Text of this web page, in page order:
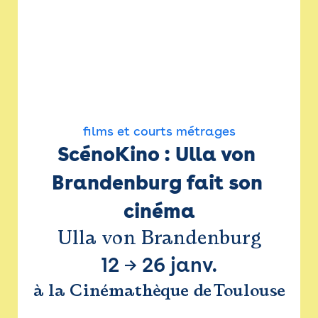
films et courts métrages
ScénoKino : Ulla von
Brandenburg fait son
cinéma
Ulla von Brandenburg
12 → 26 janv.
à la Cinémathèque de Toulouse